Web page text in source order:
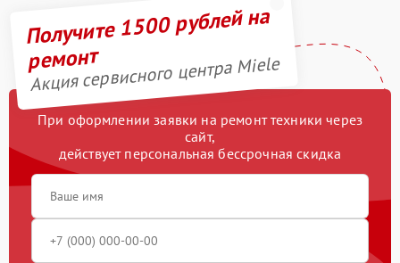
Получите 1500 рублей на
ремонт
Акция сервисного центра Miele
При оформлении заявки на ремонт техники через
сайт,
действует персональная бессрочная скидка